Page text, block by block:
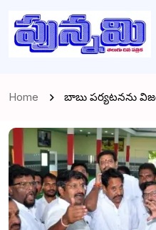
Home బాబు పర్యటనను